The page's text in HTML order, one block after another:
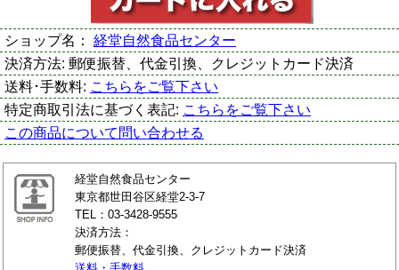
ショップ名： 経堂自然食品センター
決済方法: 郵便振替、代金引換、クレジットカード決済
送料･手数料: こちらをご覧下さい
特定商取引法に基づく表記: こちらをご覧下さい
この商品について問い合わせる
経堂自然食品センター
東京都世田谷区経堂2-3-7
TEL：03-3428-9555
決済方法：
郵便振替、代金引換、クレジットカード決済